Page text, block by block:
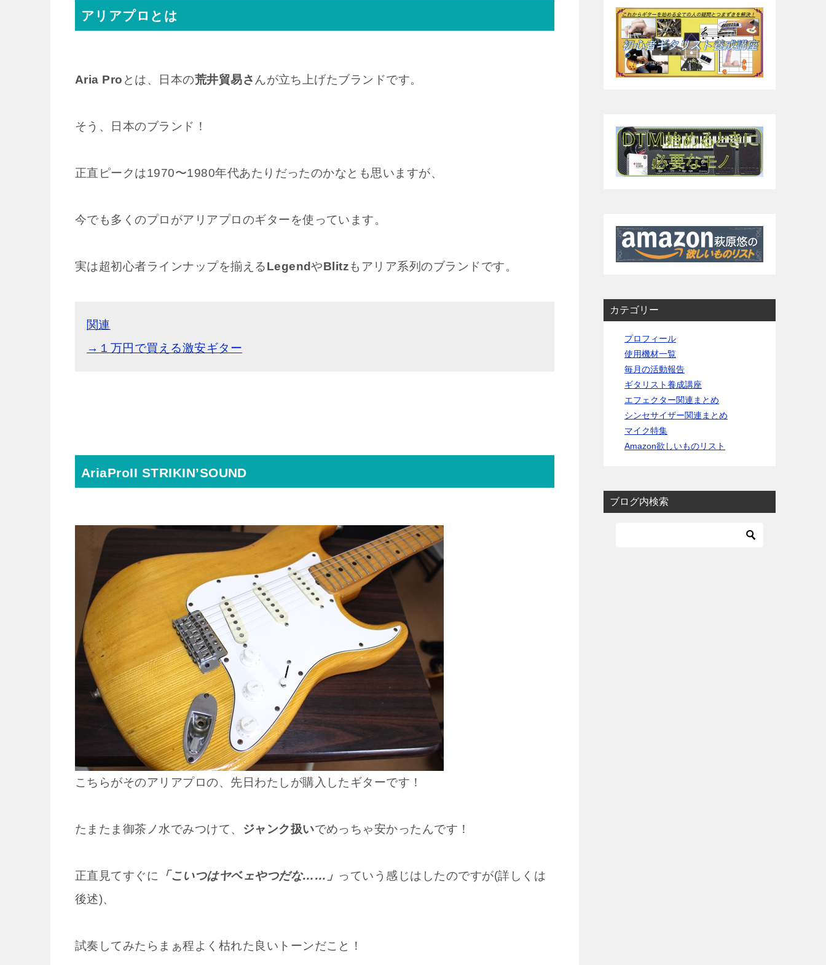
アリアプロとは
Aria Pro とは、日本の荒井貿易さ んが立ち上げたブランドです。
そう、日本のブランド！
正直ピークは1970〜1980年代あたりだったのかなとも思いますが、
今でも多くのプロがアリアプロのギターを使っています。
実は超初心者ラインナップを揃えるLegendやBlitzもアリア系列のブランドです。
関連
→１万円で買える激安ギター
AriaProII STRIKIN’SOUND
こちらがそのアリアプロの、先日わたしが購入したギターです！
たまたま御茶ノ水でみつけて、 ジャンク扱いでめっちゃ安かったんです！
正直見てすぐに 「こいつはヤベェやつだな……」 っていう感じはしたのですが(詳しくは
後述)、
試奏してみたらまぁ程よく枯れた良いトーンだこと！
カテゴリー
プロフィール
使用機材一覧
毎月の活動報告
ギタリスト養成講座
エフェクター関連まとめ
シンセサイザー関連まとめ
マイク特集
Amazon欲しいものリスト
ブログ内検索